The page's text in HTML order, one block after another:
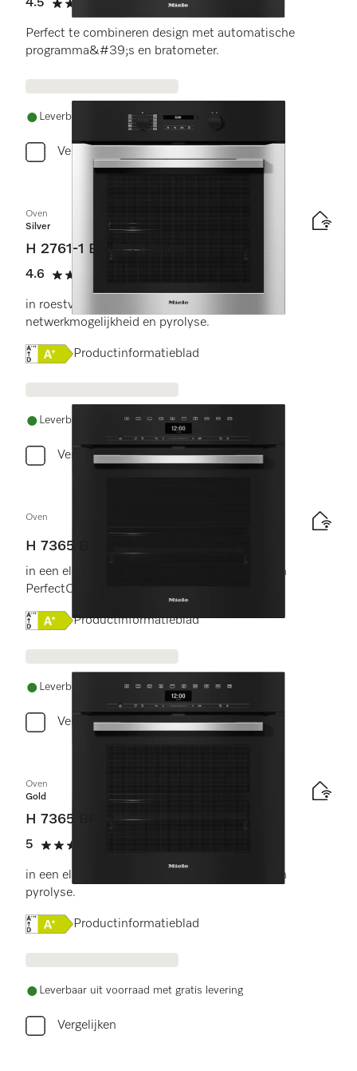
4.5
4.5 sterren op 5
(2 beoordelingen)
Perfect te combineren design met automatische
programma&#39;s en bratometer.
Leverbaar uit voorraad met gratis levering
Vergelijken
Oven
Silver
H 2761-1 BP 125 Edition
4.6
4.6 sterren op 5
in roestvrijstalen design met AirFry-functie,
netwerkmogelijkheid en pyrolyse.
Online Label Flag, Energielabel
Productinformatieblad
Leverbaar uit voorraad met gratis levering
Vergelijken
Oven
H 7365 B
in een elegant, zwart design met bratometer en
PerfectClean.
Online Label Flag, Energielabel
Productinformatieblad
Leverbaar uit voorraad met gratis levering
Vergelijken
Oven
Gold
H 7365 BP
5
5 sterren op 5
in een elegant, zwart design met bratometer en
pyrolyse.
Online Label Flag, Energielabel
Productinformatieblad
Leverbaar uit voorraad met gratis levering
Vergelijken